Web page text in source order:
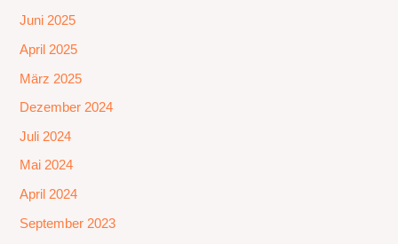
Juni 2025
April 2025
März 2025
Dezember 2024
Juli 2024
Mai 2024
April 2024
September 2023